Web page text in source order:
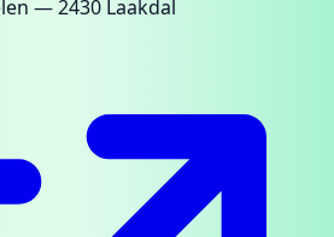
— 2430 Laakdal